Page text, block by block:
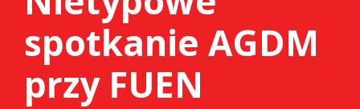
spotkanie AGDM
przy FUEN